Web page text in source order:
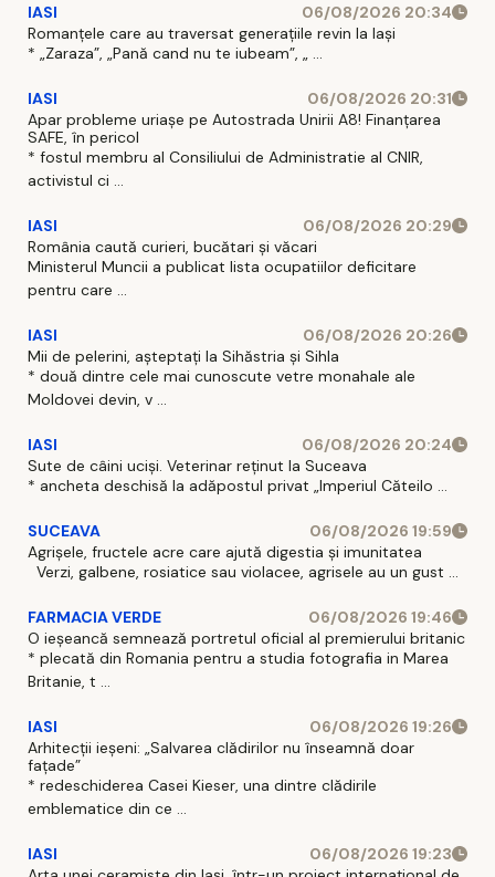
IASI
06/08/2026 20:34
Romanțele care au traversat generațiile revin la Iași
* „Zaraza”, „Pană cand nu te iubeam”, „ ...
IASI
06/08/2026 20:31
Apar probleme uriașe pe Autostrada Unirii A8! Finanțarea
SAFE, în pericol
* fostul membru al Consiliului de Administratie al CNIR,
activistul ci ...
IASI
06/08/2026 20:29
România caută curieri, bucătari și văcari
Ministerul Muncii a publicat lista ocupatiilor deficitare
pentru care ...
IASI
06/08/2026 20:26
Mii de pelerini, așteptați la Sihăstria și Sihla
* două dintre cele mai cunoscute vetre monahale ale
Moldovei devin, v ...
IASI
06/08/2026 20:24
Sute de câini uciși. Veterinar reținut la Suceava
* ancheta deschisă la adăpostul privat „Imperiul Căteilo ...
SUCEAVA
06/08/2026 19:59
Agrișele, fructele acre care ajută digestia și imunitatea
Verzi, galbene, rosiatice sau violacee, agrisele au un gust ...
FARMACIA VERDE
06/08/2026 19:46
O ieșeancă semnează portretul oficial al premierului britanic
* plecată din Romania pentru a studia fotografia in Marea
Britanie, t ...
IASI
06/08/2026 19:26
Arhitecții ieșeni: „Salvarea clădirilor nu înseamnă doar
fațade”
* redeschiderea Casei Kieser, una dintre clădirile
emblematice din ce ...
IASI
06/08/2026 19:23